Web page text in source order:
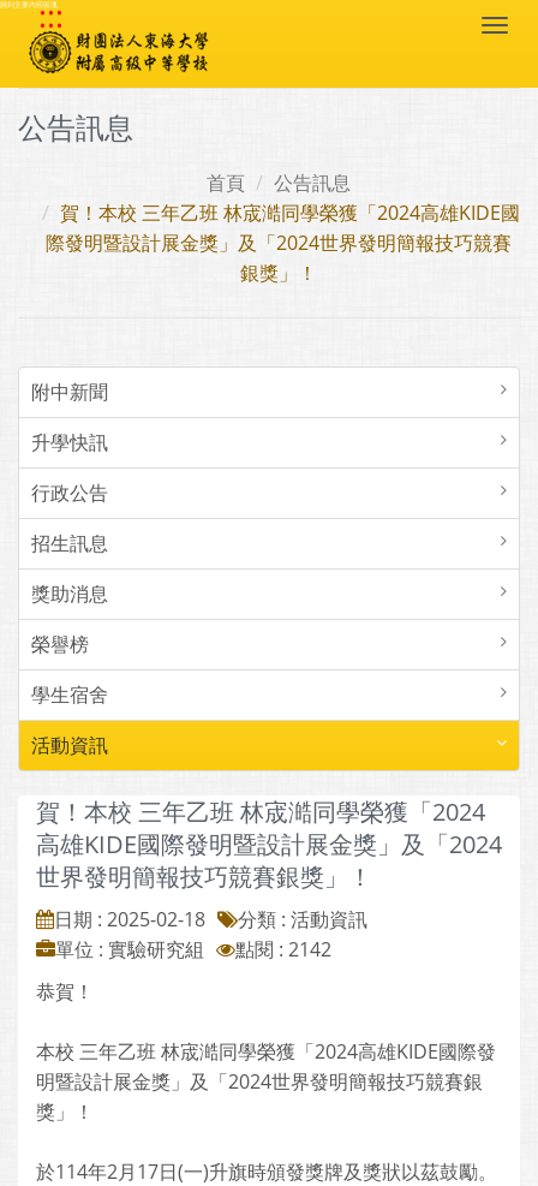
跳到主要內容區塊
:::
公告訊息
首頁
公告訊息
賀！本校 三年乙班 林宬澔同學榮獲「2024高雄KIDE國
際發明暨設計展金獎」及「2024世界發明簡報技巧競賽
銀獎」！
附中新聞
升學快訊
行政公告
招生訊息
獎助消息
榮譽榜
學生宿舍
活動資訊
賀！本校 三年乙班 林宬澔同學榮獲「2024
高雄KIDE國際發明暨設計展金獎」及「2024
世界發明簡報技巧競賽銀獎」！
日期 : 2025-02-18
分類 : 活動資訊
單位 : 實驗研究組
點閱 : 2142
恭賀！
本校 三年乙班 林宬澔同學榮獲「2024高雄KIDE國際發
明暨設計展金獎」及「2024世界發明簡報技巧競賽銀
獎」！
於114年2月17日(一)升旗時頒發獎牌及獎狀以茲鼓勵。